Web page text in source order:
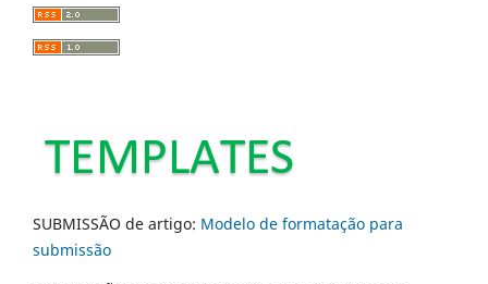
SUBMISSÃO de artigo: Modelo de formatação para
submissão